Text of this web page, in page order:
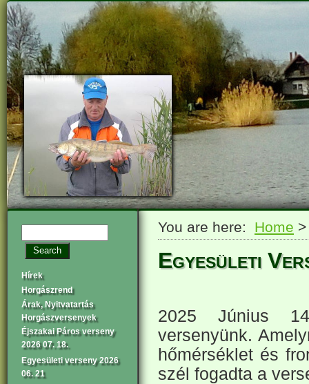
You are here: Home
Egyesületi
2025 Június
versenyünk.
hőmérséklet és
szél fogadta a
Hírek
Horgászrend
Árak, Nyitvatartás
Horgászversenyek
Éjszakai Páros verseny
2026 07. 18.
Egyesületi verseny 2026
06. 21